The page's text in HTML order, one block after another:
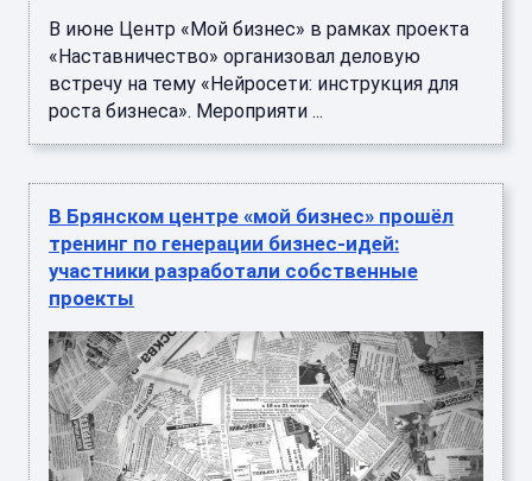
В июне Центр «Мой бизнес» в рамках проекта
«Наставничество» организовал деловую
встречу на тему «Нейросети: инструкция для
роста бизнеса». Мероприяти ...
В Брянском центре «мой бизнес» прошёл
тренинг по генерации бизнес‑идей:
участники разработали собственные
проекты